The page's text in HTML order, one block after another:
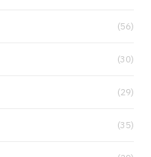
(56)
(30)
(29)
(35)